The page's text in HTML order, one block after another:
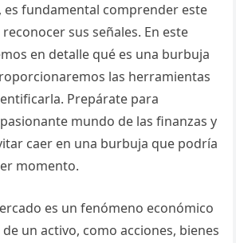
fundamental comprender este
sus señales. En este
en detalle qué es una burbuja
las herramientas
Prepárate para
mundo de las finanzas y
caer en una burbuja que podría
momento.
es un fenómeno económico
un activo, como acciones, bienes